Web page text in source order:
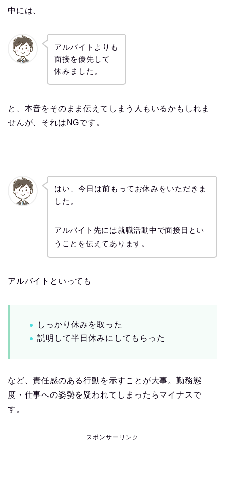
中には、
アルバイトよりも
面接を優先して
休みました。
と、本音をそのまま伝えてしまう人もいるかもしれま
せんが、それはNGです。
はい、今日は前もってお休みをいただきま
した。
アルバイト先には就職活動中で面接日とい
うことを伝えてあります。
アルバイトといっても
しっかり休みを取った
説明して半日休みにしてもらった
など、責任感のある行動を示すことが大事。勤務態
度・仕事への姿勢を疑われてしまったらマイナスで
す。
スポンサーリンク